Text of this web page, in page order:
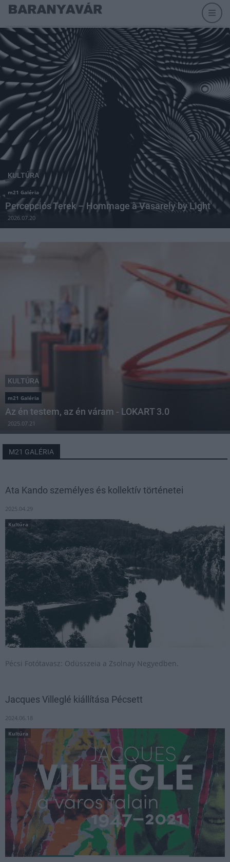
KULTÚRA
m21 Galéria
Percepciós Terek – Hommage à Vasarely by Light
2026.07.20
KULTÚRA
m21 Galéria
Az én testem, az én váram - LOKART 3.0
2025.07.21
M21 GALÉRIA
Ata Kando személyes és kollektív történetei
2025.04.29
Kultúra
Pécsi Fotótavasz: Odüsszeia a Zsolnay Negyedben.
Jacques Villeglé kiállítása Pécsett
2024.06.18
Kultúra